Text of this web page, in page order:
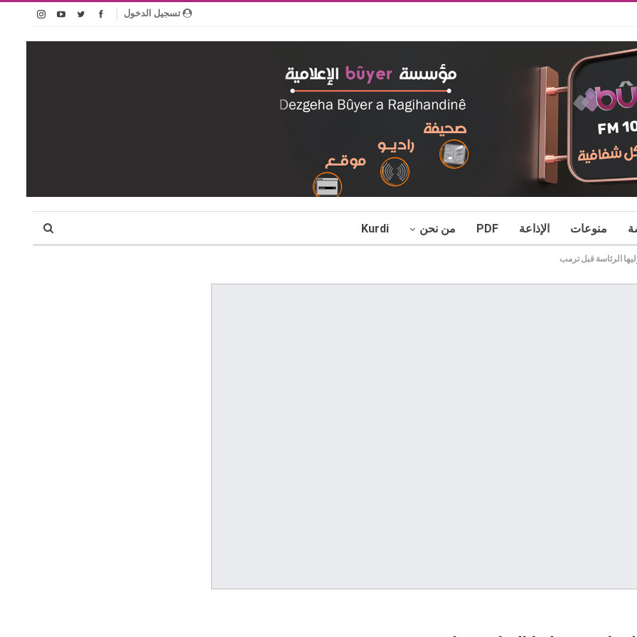
تسجيل الدخول
منوعات الإذاعة PDF من نحن Kurdi
الرئاسة قبل ترمب